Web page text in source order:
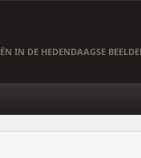
IN DE HEDENDAAGSE